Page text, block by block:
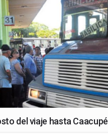
del viaje hasta Caacupé